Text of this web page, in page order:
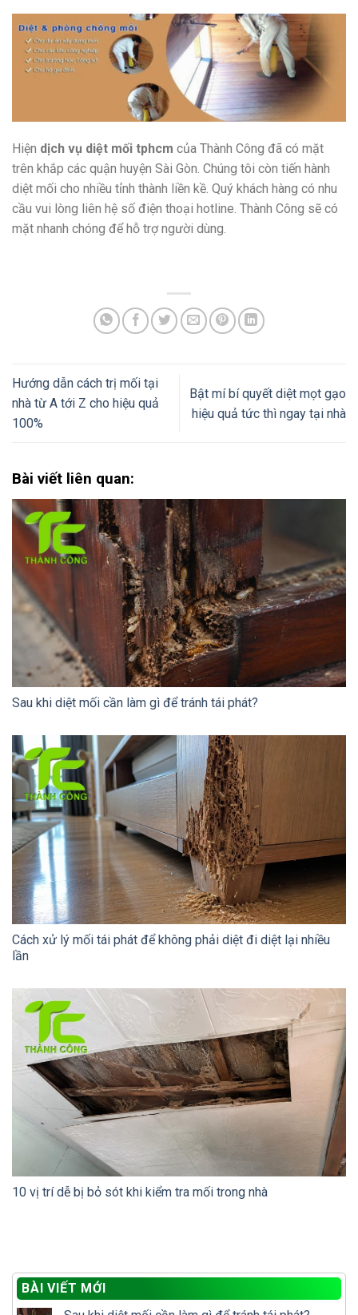
Hiện dịch vụ diệt mối tphcm của Thành Công đã có mặt
trên khắp các quận huyện Sài Gòn. Chúng tôi còn tiến hành
diệt mối cho nhiều tỉnh thành liền kề. Quý khách hàng có nhu
cầu vui lòng liên hệ số điện thoại hotline. Thành Công sẽ có
mặt nhanh chóng để hỗ trợ người dùng.
Hướng dẫn cách trị mối tại
nhà từ A tới Z cho hiệu quả
100%
Bật mí bí quyết diệt mọt gạo
hiệu quả tức thì ngay tại nhà
Bài viết liên quan:
Sau khi diệt mối cần làm gì để tránh tái phát?
Cách xử lý mối tái phát để không phải diệt đi diệt lại nhiều
lần
10 vị trí dễ bị bỏ sót khi kiểm tra mối trong nhà
BÀI VIẾT MỚI